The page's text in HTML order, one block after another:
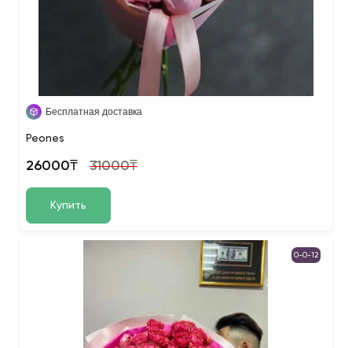
Бесплатная доставка
Peones
26000₸ 31000₸
Купить
0-0-12